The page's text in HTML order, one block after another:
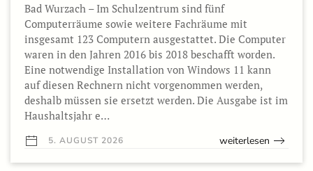
Bad Wurzach – Im Schulzentrum sind fünf
Computerräume sowie weitere Fachräume mit
insgesamt 123 Computern ausgestattet. Die Computer
waren in den Jahren 2016 bis 2018 beschafft worden.
Eine notwendige Installation von Windows 11 kann
auf diesen Rechnern nicht vorgenommen werden,
deshalb müssen sie ersetzt werden. Die Ausgabe ist im
Haushaltsjahr e…
5. AUGUST 2026 weiterlesen